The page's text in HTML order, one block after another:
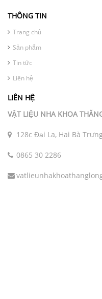
THÔNG TIN
Trang chủ
Sản phẩm
Tin tức
Liên hệ
LIÊN HỆ
VẬT LIỆU NHA KHOA
128c Đại La, Hai Bà
0865 30 2286